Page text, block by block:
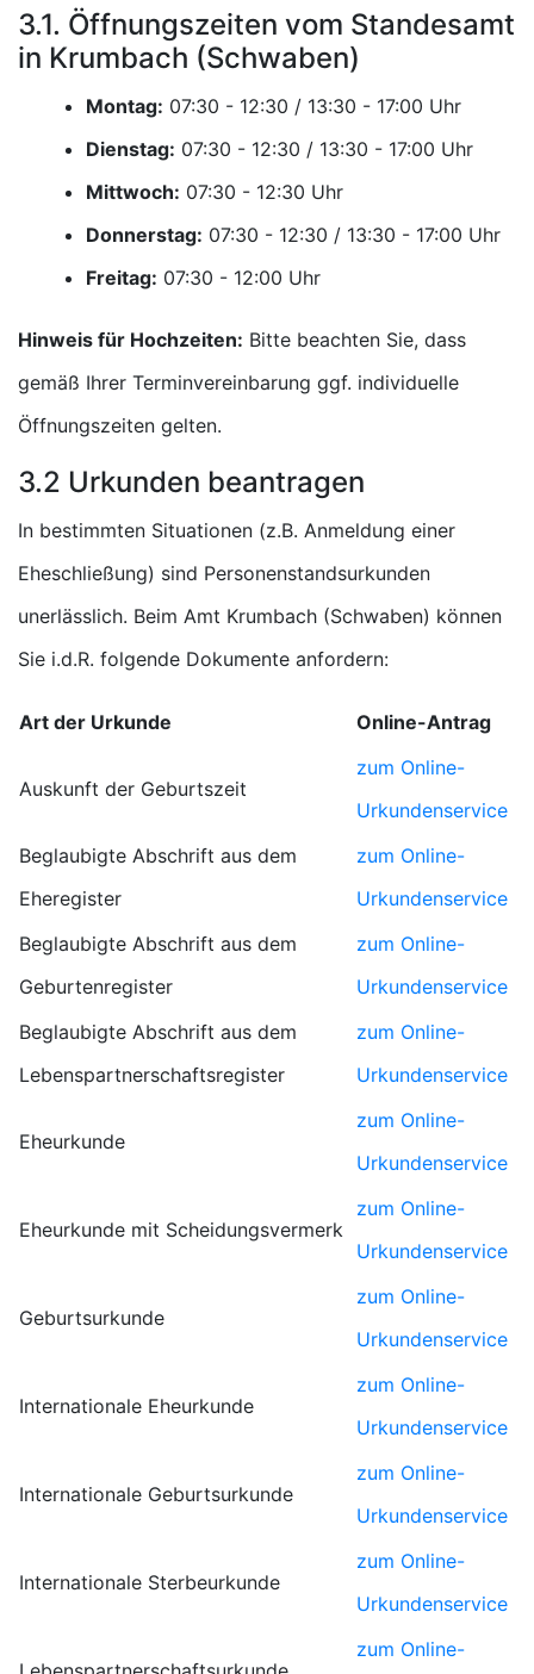
3.1. Öffnungszeiten vom Standesamt
in Krumbach (Schwaben)
Montag:
Uhr
Dienstag:
Uhr
Mittwoch:
Uhr
Donnerstag:
Uhr
Freitag:
Uhr
Hinweis für Hochzeiten: Bitte beachten Sie, dass
gemäß Ihrer Terminvereinbarung ggf. individuelle
Öffnungszeiten gelten.
3.2 Urkunden beantragen
In bestimmten Situationen (z.B. Anmeldung einer
Eheschließung) sind Personenstandsurkunden
unerlässlich. Beim Amt Krumbach (Schwaben) können
Sie i.d.R. folgende Dokumente anfordern:
Art der Urkunde Online-Antrag
Auskunft der Geburtszeit
zum Online-
Urkundenservice
Beglaubigte Abschrift aus dem
Eheregister
zum Online-
Urkundenservice
Beglaubigte Abschrift aus dem
Geburtenregister
zum Online-
Urkundenservice
Beglaubigte Abschrift aus dem
Lebenspartnerschaftsregister
zum Online-
Urkundenservice
Eheurkunde
zum Online-
Urkundenservice
Eheurkunde mit Scheidungsvermerk
zum Online-
Urkundenservice
Geburtsurkunde
zum Online-
Urkundenservice
Internationale Eheurkunde
zum Online-
Urkundenservice
Internationale Geburtsurkunde
zum Online-
Urkundenservice
Internationale Sterbeurkunde
zum Online-
Urkundenservice
zum Online-